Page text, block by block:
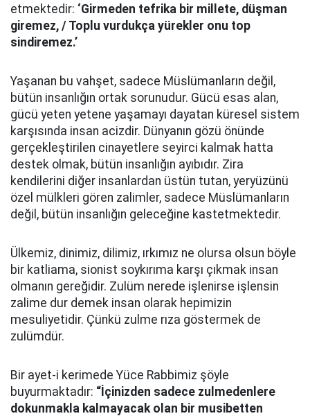
etmektedir: ‘Girmeden tefrika bir millete, düşman
giremez, / Toplu vurdukça yürekler onu top
sindiremez.’
Yaşanan bu vahşet, sadece Müslümanların değil,
bütün insanlığın ortak sorunudur. Gücü esas alan,
gücü yeten yetene yaşamayı dayatan küresel sistem
karşısında insan acizdir. Dünyanın gözü önünde
gerçekleştirilen cinayetlere seyirci kalmak hatta
destek olmak, bütün insanlığın ayıbıdır. Zira
kendilerini diğer insanlardan üstün tutan, yeryüzünü
özel mülkleri gören zalimler, sadece Müslümanların
değil, bütün insanlığın geleceğine kastetmektedir.
Ülkemiz, dinimiz, dilimiz, ırkımız ne olursa olsun böyle
bir katliama, sionist soykırıma karşı çıkmak insan
olmanın gereğidir. Zulüm nerede işlenirse işlensin
zalime dur demek insan olarak hepimizin
mesuliyetidir. Çünkü zulme rıza göstermek de
zulümdür.
Bir ayet-i kerimede Yüce Rabbimiz şöyle
buyurmaktadır: “İçinizden sadece zulmedenlere
dokunmakla kalmayacak olan bir musibetten